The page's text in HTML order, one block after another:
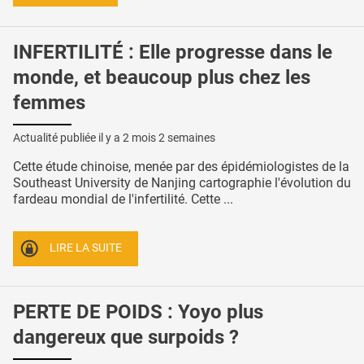
INFERTILITÉ : Elle progresse dans le
monde, et beaucoup plus chez les
femmes
Actualité publiée il y a 2 mois 2 semaines
Cette étude chinoise, menée par des épidémiologistes de la
Southeast University de Nanjing cartographie l'évolution du
fardeau mondial de l'infertilité. Cette ...
LIRE LA SUITE
PERTE DE POIDS : Yoyo plus
dangereux que surpoids ?